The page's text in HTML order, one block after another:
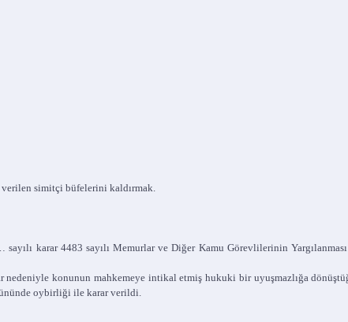
simitçi büfelerini kaldırmak.
karar 4483 sayılı Memurlar ve Diğer Kamu Görevlilerinin
konunun mahkemeye intikal etmiş hukuki bir uyuşmazlığa
oybirliği ile karar verildi.